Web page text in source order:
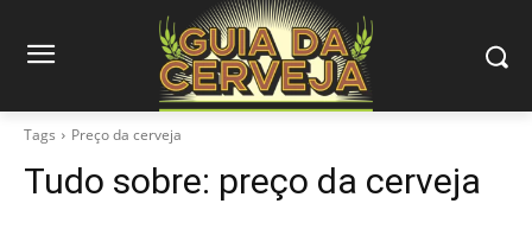
Tags Preço da cerveja
Tudo sobre: preço da cerveja